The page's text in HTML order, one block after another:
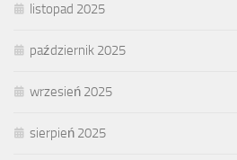
listopad 2025
październik 2025
wrzesień 2025
sierpień 2025